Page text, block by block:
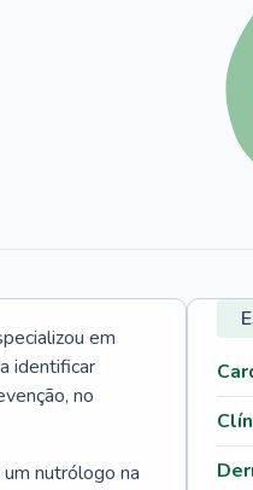
em
identificar
no
nutrólogo na